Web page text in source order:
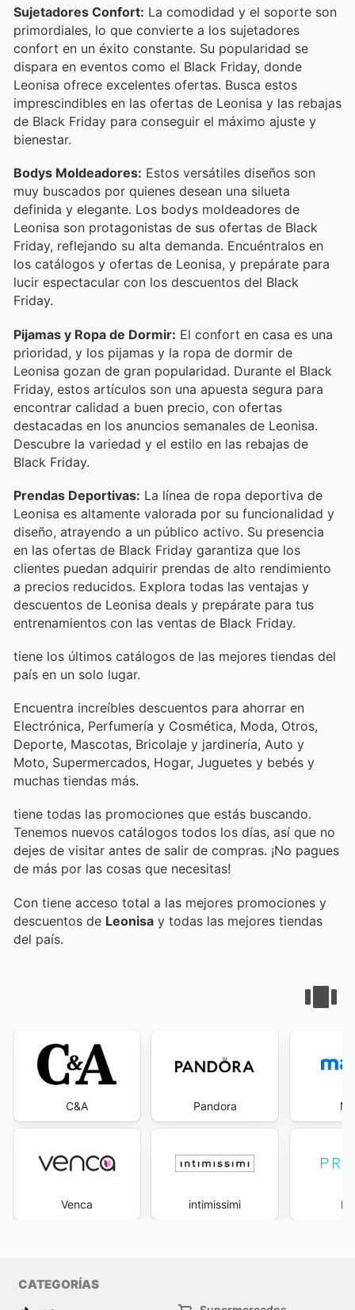
Sujetadores Confort: La comodidad y el soporte son
primordiales, lo que convierte a los sujetadores
confort en un éxito constante. Su popularidad se
dispara en eventos como el Black Friday, donde
Leonisa ofrece excelentes ofertas. Busca estos
imprescindibles en las ofertas de Leonisa y las rebajas
de Black Friday para conseguir el máximo ajuste y
bienestar.
Bodys Moldeadores: Estos versátiles diseños son
muy buscados por quienes desean una silueta
definida y elegante. Los bodys moldeadores de
Leonisa son protagonistas de sus ofertas de Black
Friday, reflejando su alta demanda. Encuéntralos en
los catálogos y ofertas de Leonisa, y prepárate para
lucir espectacular con los descuentos del Black
Friday.
Pijamas y Ropa de Dormir: El confort en casa es una
prioridad, y los pijamas y la ropa de dormir de
Leonisa gozan de gran popularidad. Durante el Black
Friday, estos artículos son una apuesta segura para
encontrar calidad a buen precio, con ofertas
destacadas en los anuncios semanales de Leonisa.
Descubre la variedad y el estilo en las rebajas de
Black Friday.
Prendas Deportivas: La línea de ropa deportiva de
Leonisa es altamente valorada por su funcionalidad y
diseño, atrayendo a un público activo. Su presencia
en las ofertas de Black Friday garantiza que los
clientes puedan adquirir prendas de alto rendimiento
a precios reducidos. Explora todas las ventajas y
descuentos de Leonisa deals y prepárate para tus
entrenamientos con las ventas de Black Friday.
tiene los últimos catálogos de las mejores tiendas del
país en un solo lugar.
Encuentra increíbles descuentos para ahorrar en
Electrónica, Perfumería y Cosmética, Moda, Otros,
Deporte, Mascotas, Bricolaje y jardinería, Auto y
Moto, Supermercados, Hogar, Juguetes y bebés y
muchas tiendas más.
tiene todas las promociones que estás buscando.
Tenemos nuevos catálogos todos los días, así que no
dejes de visitar antes de salir de compras. ¡No pagues
de más por las cosas que necesitas!
Con tiene acceso total a las mejores promociones y
descuentos de Leonisa y todas las mejores tiendas
del país.
C&A
Venca
Pandora
intimissimi
CATEGORÍAS